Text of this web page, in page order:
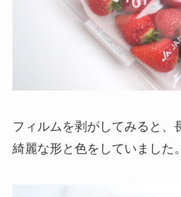
フィルムを剥がしてみると、
綺麗な形と色をしていました。